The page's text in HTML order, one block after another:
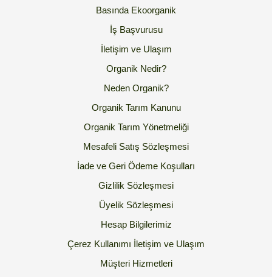
Basında Ekoorganik
İş Başvurusu
İletişim ve Ulaşım
Organik Nedir?
Neden Organik?
Organik Tarım Kanunu
Organik Tarım Yönetmeliği
Mesafeli Satış Sözleşmesi
İade ve Geri Ödeme Koşulları
Gizlilik Sözleşmesi
Üyelik Sözleşmesi
Hesap Bilgilerimiz
Çerez Kullanımı İletişim ve Ulaşım
Müşteri Hizmetleri